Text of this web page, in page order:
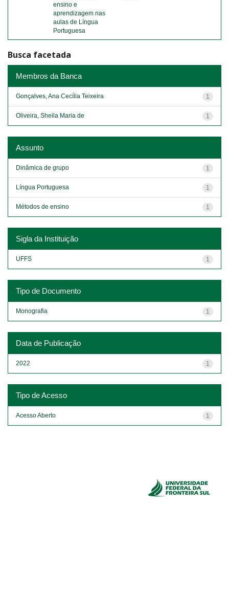
ensino e
aprendizagem nas
aulas de Língua
Portuguesa
Busca facetada
Membros da Banca
1
Gonçalves, Ana Cecília Teixeira
1
Oliveira, Sheila Maria de
Assunto
1
Dinâmica de grupo
1
Língua Portuguesa
1
Métodos de ensino
Sigla da Instituição
1
UFFS
Tipo de Documento
1
Monografia
Data de Publicação
1
2022
Tipo de Acesso
1
Acesso Aberto